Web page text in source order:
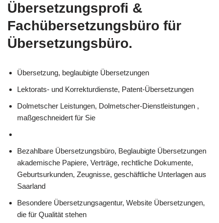
Übersetzungsprofi &
Fachübersetzungsbüro für
Übersetzungsbüro.
Übersetzung, beglaubigte Übersetzungen
Lektorats- und Korrekturdienste, Patent-Übersetzungen
Dolmetscher Leistungen, Dolmetscher-Dienstleistungen ,
maßgeschneidert für Sie
Bezahlbare Übersetzungsbüro, Beglaubigte Übersetzungen
akademische Papiere, Verträge, rechtliche Dokumente,
Geburtsurkunden, Zeugnisse, geschäftliche Unterlagen aus
Saarland
Besondere Übersetzungsagentur, Website Übersetzungen,
die für Qualität stehen